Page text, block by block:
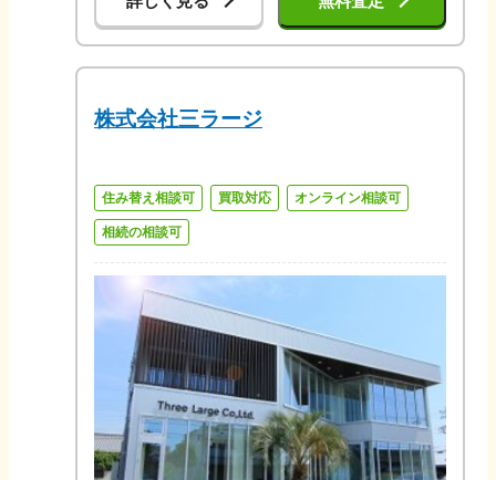
株式会社三ラージ
住み替え相談可 買取対応 オンライン相談可
相続の相談可